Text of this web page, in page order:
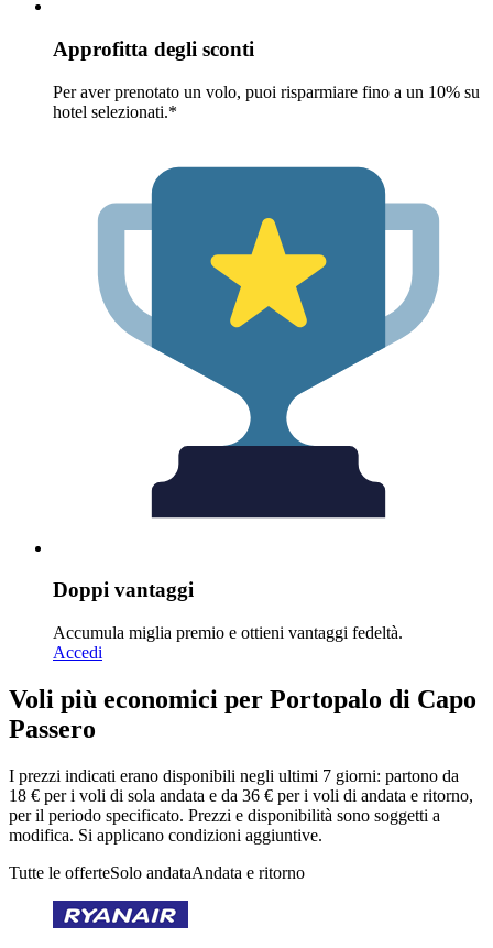
Approfitta degli sconti
Per aver prenotato un volo, puoi risparmiare fino a un 10% su
hotel selezionati.*
Doppi vantaggi
Accumula miglia premio e ottieni vantaggi fedeltà.
Accedi
Voli più economici per Portopalo di Capo
Passero
I prezzi indicati erano disponibili negli ultimi 7 giorni: partono da
18 € per i voli di sola andata e da 36 € per i voli di andata e ritorno,
per il periodo specificato. Prezzi e disponibilità sono soggetti a
modifica. Si applicano condizioni aggiuntive.
Tutte le offerteSolo andataAndata e ritorno